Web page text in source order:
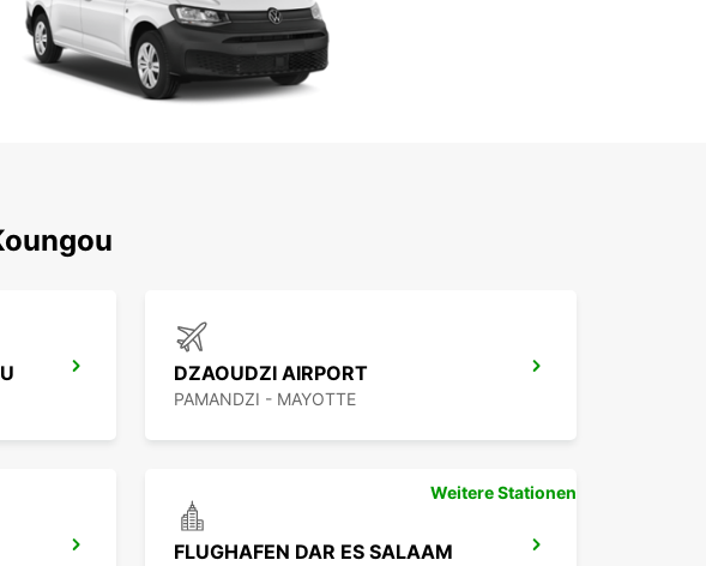
DZAOUDZI AIRPORT
PAMANDZI - MAYOTTE
FLUGHAFEN DAR ES SALAAM
Weitere Stationen